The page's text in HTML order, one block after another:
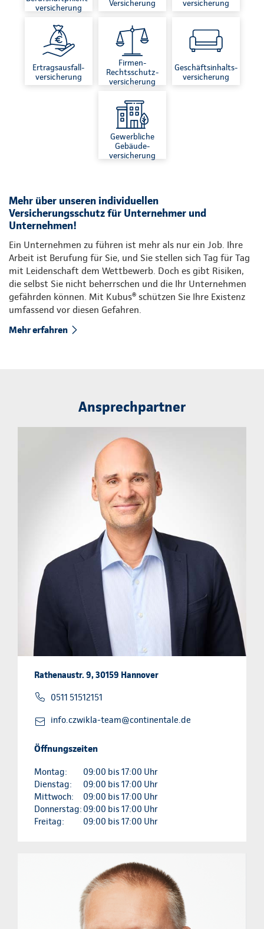
versicherung
Versicherung versicherung
Ertragsausfall-
versicherung
Firmen-
Rechtsschutz-
versicherung
Geschäftsinhalts-
versicherung
Gewerbliche
Gebäude-
versicherung
Mehr über unseren individuellen
Versicherungsschutz für Unternehmer und
Unternehmen!
Ein Unternehmen zu führen ist mehr als nur ein Job. Ihre
Arbeit ist Berufung für Sie, und Sie stellen sich Tag für Tag
mit Leidenschaft dem Wettbewerb. Doch es gibt Risiken,
die selbst Sie nicht beherrschen und die Ihr Unternehmen
gefährden können. Mit Kubus® schützen Sie Ihre Existenz
umfassend vor diesen Gefahren.
Mehr erfahren
Ansprechpartner
Rathenaustr. 9, 30159 Hannover
0511 51512151
info.czwikla-team@continentale.de
Öffnungszeiten
Montag:
09:00 bis 17:00 Uhr
Dienstag:
09:00 bis 17:00 Uhr
Mittwoch:
09:00 bis 17:00 Uhr
Donnerstag: 09:00 bis 17:00 Uhr
Freitag:
09:00 bis 17:00 Uhr